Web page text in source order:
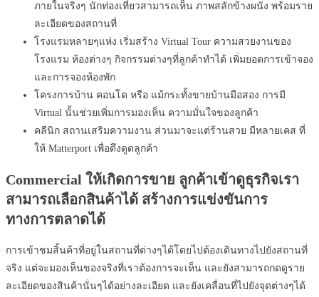
ภายในจริงๆ นักท่องเที่ยวสามารถเห็น ภาพสลักข้างผนัง พร้อมราย
ละเอียดของสถานที่
โรงแรมหลายๆแห่ง เริ่มสร้าง Virtual Tour ความสวยงานของ
โรงแรม ห้องต่างๆ กิจกรรมต่างๆที่ลูกค้าทำได้ เพิ่มยอดการเข้าจอง
และการจองห้องพัก
โครงการบ้าน คอนโด หรือ แม้กระทั้งขายบ้านมือสอง การมี
Virtual นั้นช่วยเพิ่มการมองเห็น ความมั่นใจของลูกค้า
คลีนิก สถานเสริมความงาน ส่วนมาจะแต่ร้านสวย มีหลายเคส ที่
ให้ Matterport เพื่อดึงดูดลูกค้า
Commercial ให้เกิดการขาย ลูกค้าเข้าดูธุรกิจเรา
สามารถเลือกสินค้าได้ สร้างการแข่งขันการ
ทางการตลาดได้
การเข้าชมสิ้นค้าที่อยู่ในสถานที่ต่างๆได้โดยไปต้องเดินทางไปยังสถานที่
จริง แต่จะมองเห็นของจริงที่เราต้องการจะเห็น และยังสามารถกดดูราย
ละเอียดของสินค้านั่นๆได้อย่างละเอียด และยังเคลื่อนที่ไปยังจุดต่างๆได้